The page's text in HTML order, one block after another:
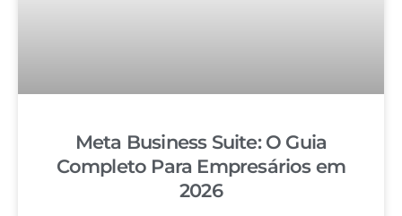
Meta Business Suite: O Guia
Completo Para Empresários em
2026